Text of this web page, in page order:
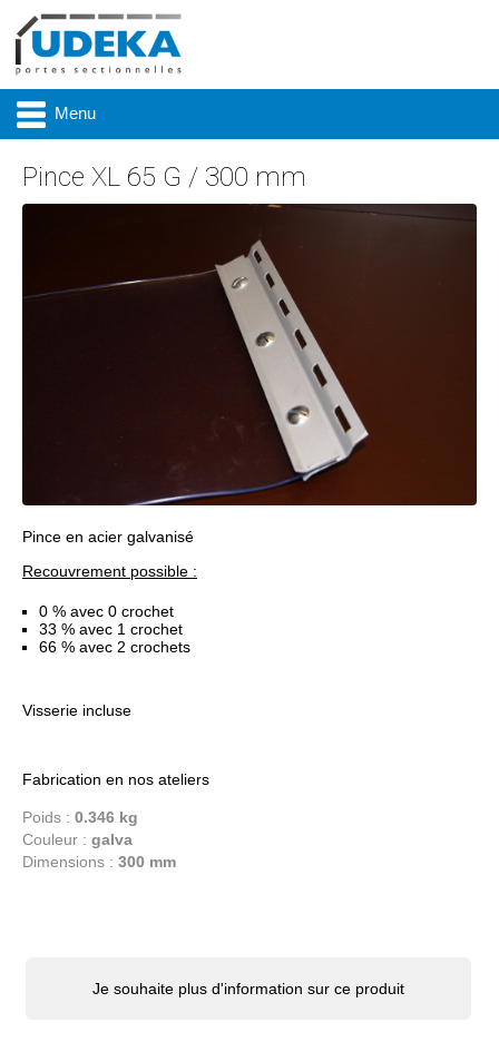
Menu
Pince XL 65 G / 300 mm
Pince en acier galvanisé
Recouvrement possible :
0 % avec 0 crochet
33 % avec 1 crochet
66 % avec 2 crochets
Visserie incluse
Fabrication en nos ateliers
Poids : 0.346 kg
Couleur : galva
Dimensions : 300 mm
Je souhaite plus d'information sur ce produit